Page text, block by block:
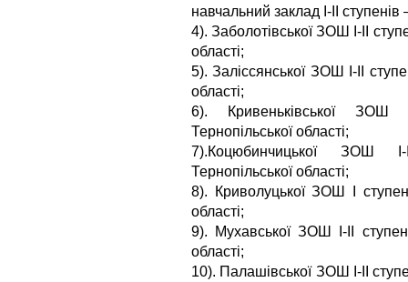
навчальний заклад І-ІІ
4). Заболотівської ЗОШ I-II
області;
5). Заліссянської ЗОШ I-II
області;
6). Кривеньківської ЗОШ
Тернопільської області;
7).Коцюбинчицької ЗОШ I-
Тернопільської області;
8). Криволуцької ЗОШ І
області;
9). Мухавської ЗОШ I-II
області;
10). Палашівської ЗОШ I-II